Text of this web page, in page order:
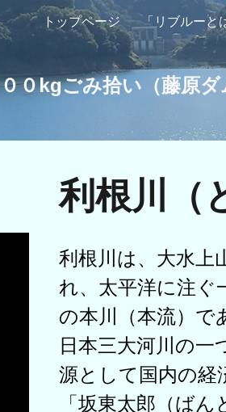
トップページ 「リブルーと
０kgごみ拾い（藤原
利根川（
利根川は、 大水上
れ、 太平洋に注ぐ
の本川
（本流）
日本三大河川 の一
源として国内の経
「坂東太郎（ば